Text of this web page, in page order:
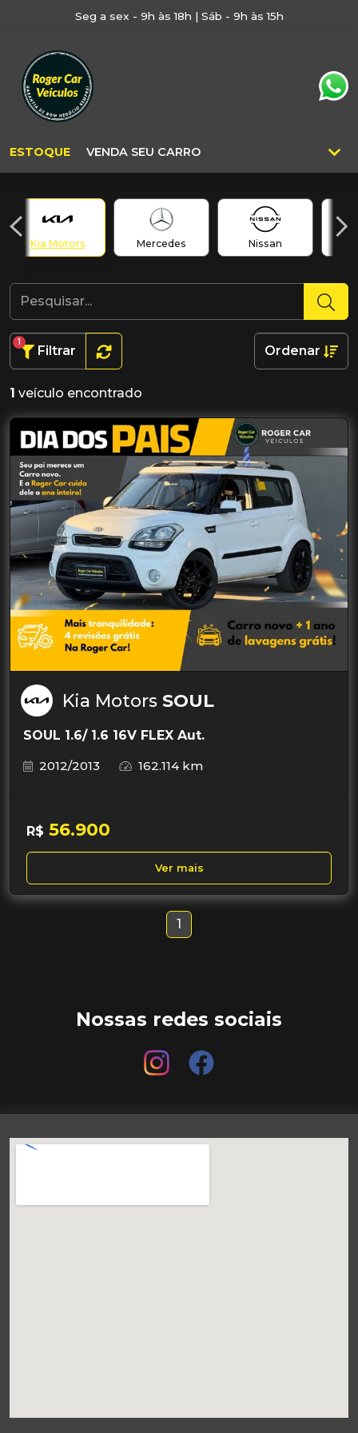
Seg a sex - 9h às 18h | Sáb - 9h às 15h
ESTOQUE VENDA SEU CARRO
Kia Motors Mercedes Nissan
Filtrar
1
Ordenar
1 veículo encontrado
Kia Motors SOUL
SOUL 1.6/ 1.6 16V FLEX Aut.
2012/2013
162.114 km
R$ 56.900
Ver mais
1
Nossas redes sociais